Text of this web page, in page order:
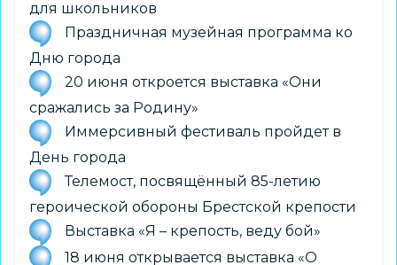
для школьников
Праздничная музейная программа ко
Дню города
20 июня откроется выставка «Они
сражались за Родину»
Иммерсивный фестиваль пройдет в
День города
Телемост, посвящённый 85-летию
героической обороны Брестской крепости
Выставка «Я – крепость, веду бой»
18 июня открывается выставка «О